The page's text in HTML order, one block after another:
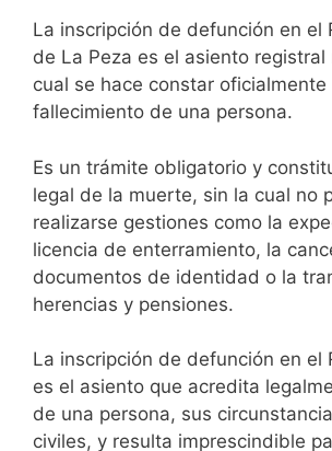
La inscripción de defunción en el
de La Peza es el asiento registral
cual se hace constar oficialmente
fallecimiento de una persona.
Es un trámite obligatorio y
legal de la muerte, sin la cual no
realizarse gestiones como la
licencia de enterramiento, la
documentos de identidad o la
herencias y pensiones.
La inscripción de defunción en el
es el asiento que acredita
de una persona, sus
civiles, y resulta imprescindible